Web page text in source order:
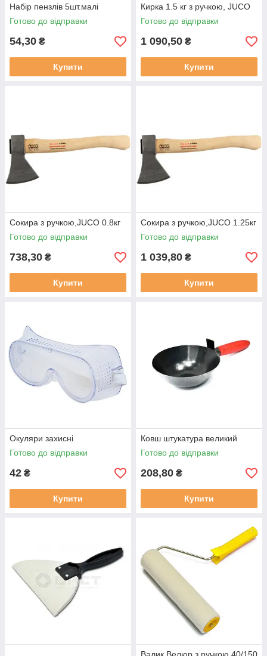
Набір пензлів 5шт.малі
Готово до відправки
54,30 ₴
Купити
Кирка 1.5 кг з ручкою, JUCO
Готово до відправки
1 090,50 ₴
Купити
Сокира з ручкою,JUCO 0.8кг
Готово до відправки
738,30 ₴
Купити
Сокира з ручкою,JUCO 1.25кг
Готово до відправки
1 039,80 ₴
Купити
Окуляри захисні
Готово до відправки
42 ₴
Купити
Ковш штукатура великий
Готово до відправки
208,80 ₴
Купити